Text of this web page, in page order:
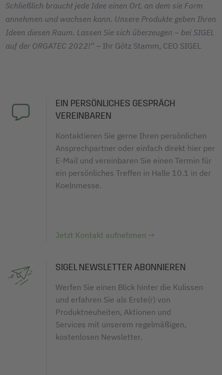
Schließlich braucht jede Idee einen Ort, an dem sie Form
annehmen und wachsen kann. Unsere Produkte geben Ihren
Ideen diesen Raum. Lassen Sie sich überzeugen – bei SIGEL
auf der ORGATEC 2022!“ – Ihr Götz Stamm, CEO SIGEL
EIN PERSÖNLICHES GESPRÄCH
VEREINBAREN
Kontaktieren Sie gerne Ihren persönlichen
Ansprechpartner oder einfach direkt hier per
E-Mail und vereinbaren Sie einen Termin für
ein persönliches Treffen in Halle 10.1 in der
Koelnmesse.
Jetzt Kontakt aufnehmen →
SIGEL NEWSLETTER ABONNIEREN
Werfen Sie einen Blick hinter die Kulissen
und erfahren Sie als Erste(r) von
Produktneuheiten, Aktionen und
Services mit unserem regelmäßigen,
kostenlosen Newsletter.